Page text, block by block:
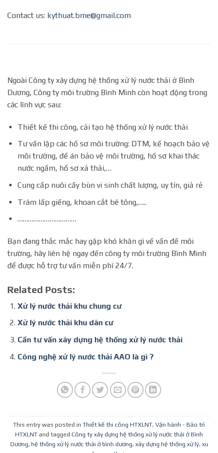
Contact us: kythuat.bme@gmail.com
Ngoài Công ty xây dựng hệ thống xử lý nước thải ở Bình
Dương, Công ty môi trường Bình Minh còn hoạt động trong
các lĩnh vực sau:
Thiết kế thi công, cải tạo hệ thống xử lý nước thải
Tư vấn lập các hồ sơ môi trường: DTM, kế hoạch bảo vệ
môi trường, đề án bảo vệ môi trường, hồ sơ khai thác
nước ngầm, hồ sơ xả thải,…
Cung cấp nuôi cấy bùn vi sinh chất lượng, uy tín, giả rẻ
Trám lấp giếng, khoan cắt bê tông,…..
……………………………
Bạn đang thắc mắc hay gặp khó khăn gì về vấn đề môi
trường, hãy liên hệ ngay đến công ty môi trường Bình Minh
để được hỗ trợ tư vấn miễn phí 24/7.
Related Posts:
Xử lý nước thải khu chung cư
Xử lý nước thải khu dân cư
Cần tư vấn xây dựng hệ thống xử lý nước thải
Công nghệ xử lý nước thải AAO là gì ?
This entry was posted in Thiết kế thi công HTXLNT, Vận hành - Bảo trì
HTXLNT and tagged Công ty xây dựng hệ thống xử lý nước thải ở Bình
Dương, hệ thống xử lý nước thải ở bình dương, xây dựng hệ thống xử lý, xu